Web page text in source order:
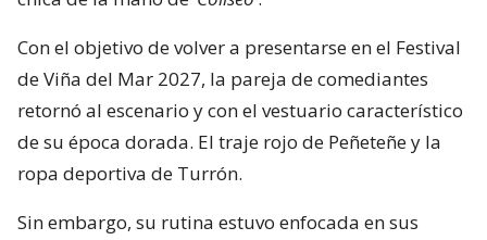
Con el objetivo de volver a presentarse en el Festival
de Viña del Mar 2027, la pareja de comediantes
retornó al escenario y con el vestuario característico
de su época dorada. El traje rojo de Peñeteñe y la
ropa deportiva de Turrón.
Sin embargo, su rutina estuvo enfocada en sus